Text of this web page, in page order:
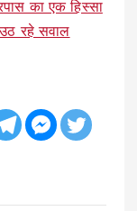
का एक हिस्सा
उठ रहे सवाल